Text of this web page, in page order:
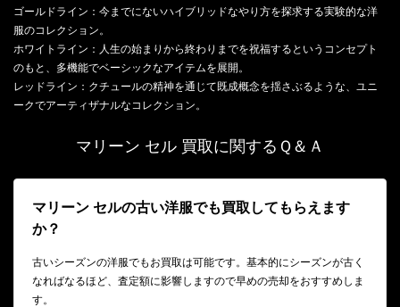
ゴールドライン：今までにないハイブリッドなやり方を探求する実験的な洋
服のコレクション。
ホワイトライン：人生の始まりから終わりまでを祝福するというコンセプト
のもと、多機能でベーシックなアイテムを展開。
レッドライン：クチュールの精神を通じて既成概念を揺さぶるような、ユニ
ークでアーティザナルなコレクション。
マリーン セル 買取に関するＱ＆Ａ
マリーン セルの古い洋服でも買取してもらえます
か？
古いシーズンの洋服でもお買取は可能です。基本的にシーズンが古く
なればなるほど、査定額に影響しますので早めの売却をおすすめしま
す。